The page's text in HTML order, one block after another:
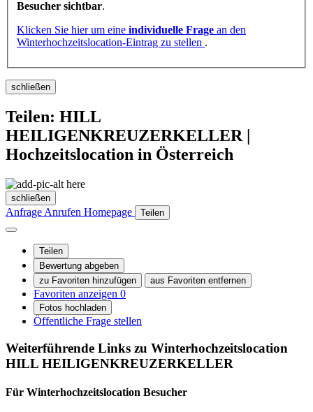
Besucher sichtbar.
Klicken Sie hier um eine individuelle Frage an den
Winterhochzeitslocation-Eintrag zu stellen .
schließen
Teilen: HILL
HEILIGENKREUZERKELLER |
Hochzeitslocation in Österreich
schließen
Anfrage Anrufen Homepage Teilen
Teilen
Bewertung abgeben
zu Favoriten hinzufügen
aus Favoriten entfernen
Favoriten anzeigen 0
Fotos hochladen
Öffentliche Frage stellen
Weiterführende Links zu Winterhochzeitslocation
HILL HEILIGENKREUZERKELLER
Für Winterhochzeitslocation Besucher